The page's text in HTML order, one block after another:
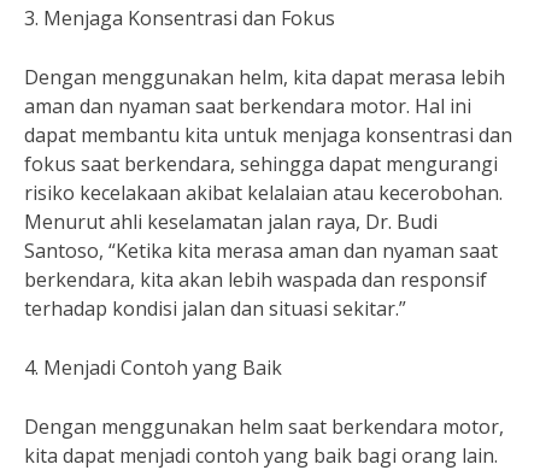
3. Menjaga Konsentrasi dan Fokus
Dengan menggunakan helm, kita dapat merasa lebih
aman dan nyaman saat berkendara motor. Hal ini
dapat membantu kita untuk menjaga konsentrasi dan
fokus saat berkendara, sehingga dapat mengurangi
risiko kecelakaan akibat kelalaian atau kecerobohan.
Menurut ahli keselamatan jalan raya, Dr. Budi
Santoso, “Ketika kita merasa aman dan nyaman saat
berkendara, kita akan lebih waspada dan responsif
terhadap kondisi jalan dan situasi sekitar.”
4. Menjadi Contoh yang Baik
Dengan menggunakan helm saat berkendara motor,
kita dapat menjadi contoh yang baik bagi orang lain.